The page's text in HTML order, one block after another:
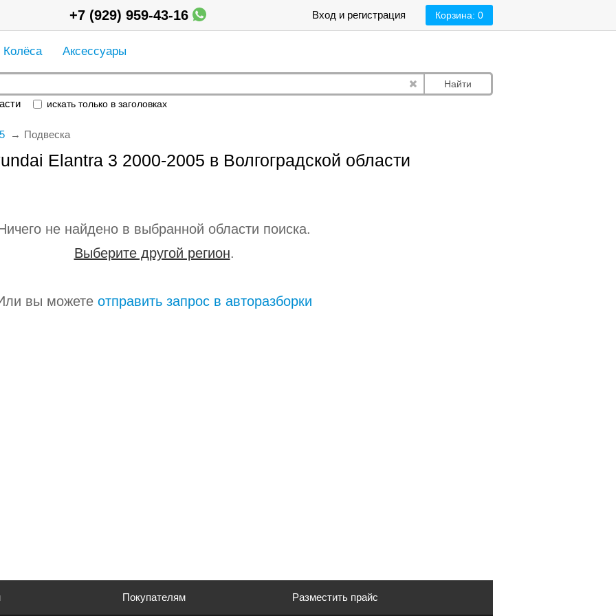
Корзина: 0
Вход и регистрация
+7 (929) 959-43-16
Колёса Аксессуары
Найти
искать только в заголовках
Подвеска
Elantra 3 2000-2005 в Волгоградской области
не найдено в выбранной области поиска.
Выберите другой регион.
вы можете отправить запрос в авторазборки
Покупателям Разместить прайс